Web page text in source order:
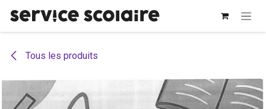
Tous les produits